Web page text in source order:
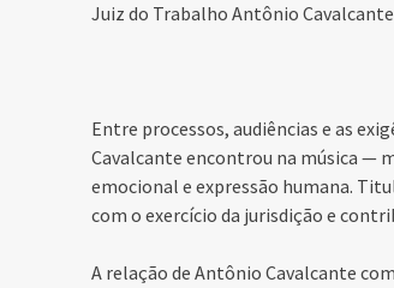
Juiz do Trabalho Antônio
Entre processos, audiências e as
Cavalcante encontrou na música —
emocional e expressão humana.
com o exercício da jurisdição e
A relação de Antônio Cavalcante